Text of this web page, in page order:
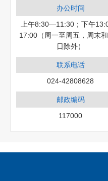
办公时间
上午8:30—11:30；下午
17:00（周一至周五，周末
日除外）
联系电话
024-42808628
邮政编码
117000